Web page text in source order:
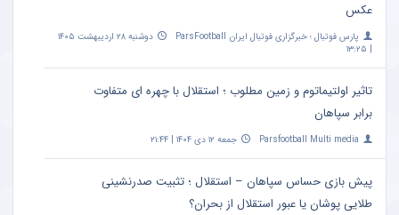
عکس
پارس فوتبال ؛ خبرگزاری فوتبال ایران ParsFootball
دوشنبه ۲۸ اردیبهشت ۱۴۰۵
| ۱۳:۲۵
تاثیر اولتیماتوم و زمین مطلوب ؛ استقلال با چهره ای متفاوت
برابر سپاهان
Parsfootball Multi media جمعه ۱۲ دی ۱۴۰۴ | ۲۱:۴۴
پیش بازی حساس سپاهان – استقلال ؛ تثبیت صدرنشینی
طلایی پوشان یا عبور استقلال از بحران؟